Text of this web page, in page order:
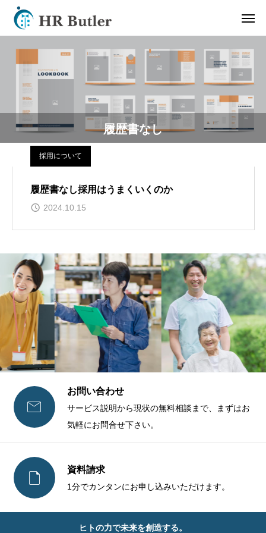
履歴書なし
採用について
履歴書なし採用はうまくいくのか
2024.10.15

お問い合わせ
サービス説明から現状の無料相談まで、まずはお
気軽にお問合せ下さい。
 資料請求
1分でカンタンにお申し込みいただけます。
ヒトの力で未来を創造する。